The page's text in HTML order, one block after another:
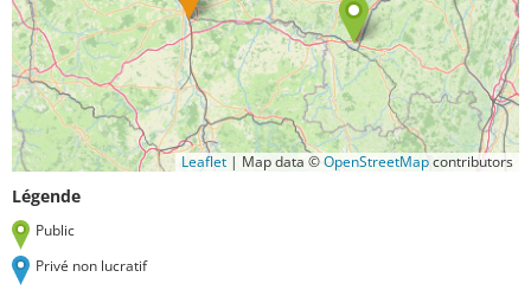
Leaflet | Map data ©OpenStreetMapcontributors
Légende
Public
Privé non lucratif